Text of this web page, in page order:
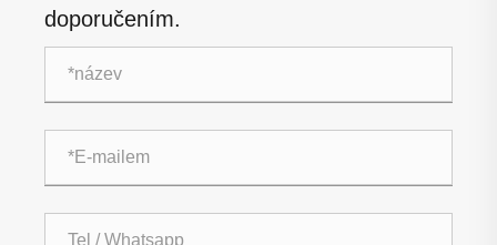
doporučením.